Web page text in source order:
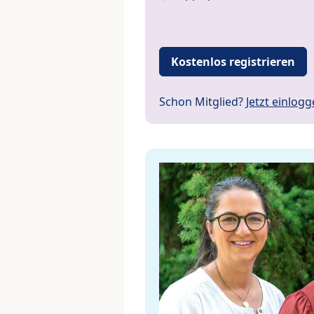
Kostenlos registrieren
Schon Mitglied? Jetzt